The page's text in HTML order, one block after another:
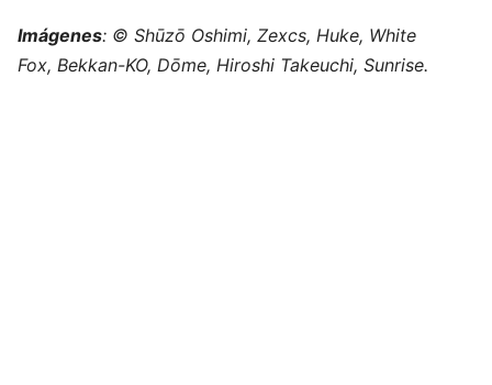
Imágenes: © Shūzō Oshimi, Zexcs, Huke, White
Fox, Bekkan-KO, Dōme, Hiroshi Takeuchi, Sunrise.